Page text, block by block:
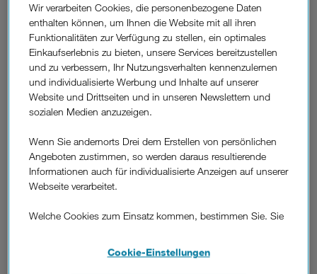
up³ im April verzeichnete die up³ App bereits mehr als
25.000 Downloads. Das up³ Abo wird inzwischen von
Menschen aus rund 50 Nationen genutzt und verzeichnet
eine durchschnittliche Datennutzung von rund einem GB
pro Kunde und Tag. Um die Vorteile von up³ auch Kunden
anzubieten, die noch kein 5G Smartphone haben, startet
Drei "up³ Red" mit unlimitiertem 4G Internet zum
Aktionspreis von nur 19 Euro/ Monat ─ ohne
Aktivierungsentgelt.
Unlimitierte Minuten, SMS und Daten um 19 Euro/
Monat.
• Unlimitierte Minuten österreichweit und in der EU,
davon 20 GB/ Monat in der EU plus 100 MB Daten/ Monat
Wir verarbeiten Cookies, die personenbezogene Daten
enthalten können, um Ihnen die Website mit all ihren
Funktionalitäten zur Verfügung zu stellen, ein optimales
Einkaufserlebnis zu bieten, unsere Services bereitzustellen
und zu verbessern, Ihr Nutzungsverhalten kennenzulernen
und individualisierte Werbung und Inhalte auf unserer
Website und Drittseiten und in unseren Newslettern und
sozialen Medien anzuzeigen.
Wenn Sie andernorts Drei dem Erstellen von persönlichen
Angeboten zustimmen, so werden daraus resultierende
Informationen auch für individualisierte Anzeigen auf unserer
Webseite verarbeitet.
Welche Cookies zum Einsatz kommen, bestimmen Sie. Sie
Cookie-Einstellungen